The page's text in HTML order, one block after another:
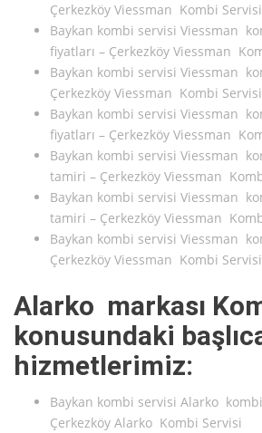
Çerkezköy Viessman Kombi Servisi
Baykan kombi servisi Viessman
fiyatları – Çerkezköy Viessman
Baykan kombi servisi Viessman
Çerkezköy Viessman Kombi Servisi
Baykan kombi servisi Viessman
fiyatları – Çerkezköy Viessman
Baykan kombi servisi Viessman
tamiri – Çerkezköy Viessman
Baykan kombi servisi Viessman
tamiri – Çerkezköy Viessman
Baykan kombi servisi Viessman
Çerkezköy Viessman Kombi Servisi
Alarko markası
konusundaki
hizmetlerimiz:
Baykan kombi servisi Alarko
Çerkezköy Alarko Kombi Servisi